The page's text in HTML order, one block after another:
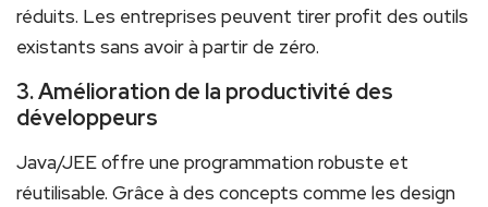
réduits. Les‍ entreprises peuvent tirer‍ profit des outils
existants sans avoir à partir de zéro.
3. Amélioration de la productivité des
développeurs
Java/JEE offre une programmation robuste et
réutilisable. Grâce‌ à des concepts​ comme les design